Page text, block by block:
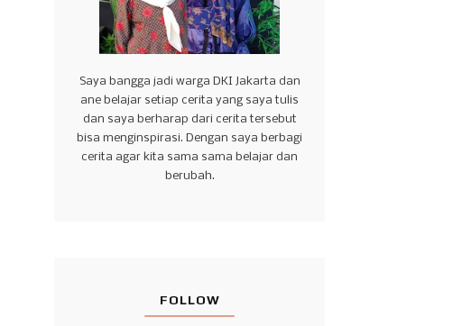
Saya bangga jadi warga DKI Jakarta dan
ane belajar setiap cerita yang saya tulis
dan saya berharap dari cerita tersebut
bisa menginspirasi. Dengan saya berbagi
cerita agar kita sama sama belajar dan
berubah.
FOLLOW